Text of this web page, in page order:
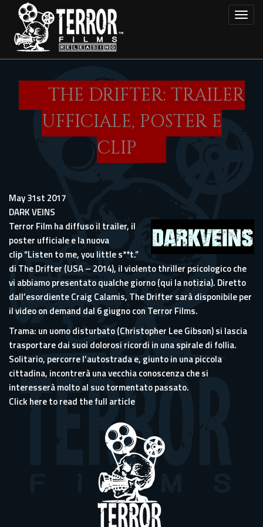
main
content
THE DRIFTER: TRAILER
UFFICIALE, POSTER E
CLIP
May 31st 2017
DARK VEINS
Terror Film ha diffuso il trailer, il
poster ufficiale e la nuova
clip “Listen to me, you little s**t.”
di The Drifter (USA – 2014), il violento thriller psicologico che
vi abbiamo presentato qualche giorno (qui la notizia). Diretto
dall’esordiente Craig Calamis, The Drifter sarà disponibile per
il video on demand dal 6 giugno con Terror Films.
Trama: un uomo disturbato (Christopher Lee Gibson) si lascia
trasportare dai suoi dolorosi ricordi in una spirale di follia.
Solitario, percorre l’autostrada e, giunto in una piccola
cittadina, incontrerà una vecchia conoscenza che si
interesserà molto al suo tormentato passato.
Click here to read the full article